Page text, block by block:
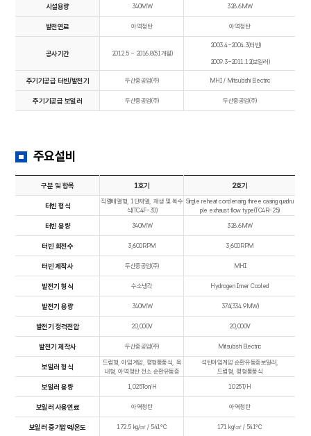
시설용량 340MW 328.6MW
발전연료 아역청탄 아역청탄
공사기간 2012.5 ~ 2016.8(51개월)
2003.4~2004.3(터빈)
2009.3~2011.12(보일러)
주기기공급 터빈/발전기 두산중공업(주) MHI / Mitsubishi Electric
주기기공급 보일러 두산중공업(주) 두산중공업(주)
주요설비
구분 및 항목 1호기 2호기
터빈 형식
직렬배열형, 1단재열, 재생 및 복수
식(TC4F-30)
Single reheat condensing three casing quadru
ple exhaust flow type(TC4R-25)
터빈 용량 340MW 328.6MW
터빈 회전수 3,600RPM 3,600RPM
터빈 제작사 두산중공업(주) MHI
발전기 형식 수소냉각 Hydrogen Inner Cooled
발전기 용량 340MW 374(334.9MW)
발전기 정격전압 20,000V 20,000V
발전기 제작사 두산중공업(주) Mitsubishi Electric
보일러 형식
드럼형, 아임계압, 평형통풍식, 옥
내형, 아역청탄 전소 순환유동층
석탄아임계압 순환유동층보일러,
드럼형, 평형통풍식
보일러 용량 1,025Ton/H 1025T/H
보일러 사용연료 아역청탄 아역청탄
보일러 증기압력/온도 172.5 kg/㎠ / 541℃ 171 kg/㎠ / 541℃